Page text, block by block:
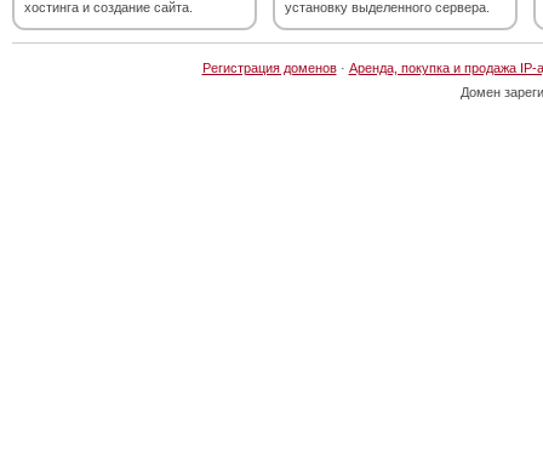
хостинга и создание сайта.
установку выделенного сервера.
Регистрация доменов· Аренда, покупка и продажа IP-
Домен